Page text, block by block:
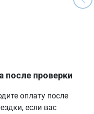
после проверки
оплату после
если вас